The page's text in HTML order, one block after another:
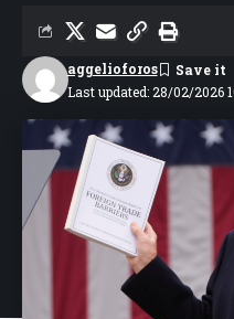
Last updated: 28/02/2026
aggelioforos